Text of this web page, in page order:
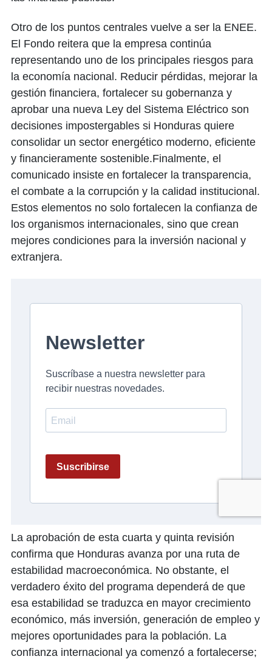
Otro de los puntos centrales vuelve a ser la ENEE.
El Fondo reitera que la empresa continúa
representando uno de los principales riesgos para
la economía nacional. Reducir pérdidas, mejorar la
gestión financiera, fortalecer su gobernanza y
aprobar una nueva Ley del Sistema Eléctrico son
decisiones impostergables si Honduras quiere
consolidar un sector energético moderno, eficiente
y financieramente sostenible.Finalmente, el
comunicado insiste en fortalecer la transparencia,
el combate a la corrupción y la calidad institucional.
Estos elementos no solo fortalecen la confianza de
los organismos internacionales, sino que crean
mejores condiciones para la inversión nacional y
extranjera.
La aprobación de esta cuarta y quinta revisión
confirma que Honduras avanza por una ruta de
estabilidad macroeconómica. No obstante, el
verdadero éxito del programa dependerá de que
esa estabilidad se traduzca en mayor crecimiento
económico, más inversión, generación de empleo y
mejores oportunidades para la población. La
confianza internacional ya comenzó a fortalecerse;